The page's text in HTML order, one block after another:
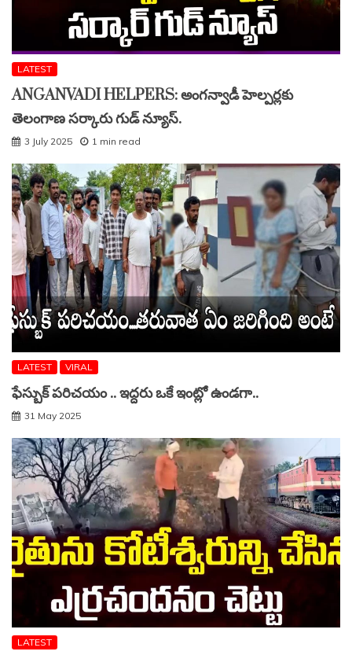
LATEST
ANGANVADI HELPERS: అంగన్వాడీ హెల్పర్లకు
తెలంగాణ సర్కారు గుడ్ న్యూస్.
3 July 2025 1 min read
LATEST VIRAL
ఫేస్బుక్ పరిచయం .. ఇద్దరు ఒకే ఇంట్లో ఉండగా..
31 May 2025
LATEST